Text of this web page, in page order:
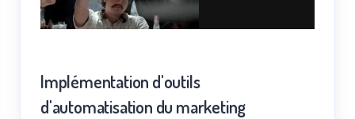
Implémentation d'outils
d'automatisation du marketing